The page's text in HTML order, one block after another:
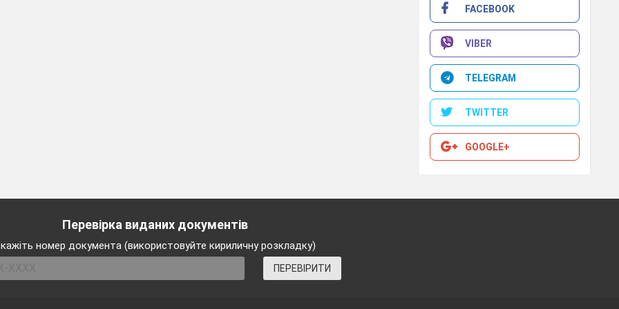
FACEBOOK
VIBER
TELEGRAM
TWITTER
GOOGLE+
Перевірка виданих документів
номер документа (використовуйте кириличну розкладку)
ПЕРЕВІРИТИ